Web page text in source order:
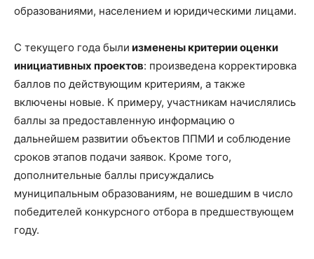
образованиями, населением и юридическими лицами.
С текущего года были изменены критерии оценки
инициативных проектов: произведена корректировка
баллов по действующим критериям, а также
включены новые. К примеру, участникам начислялись
баллы за предоставленную информацию о
дальнейшем развитии объектов ППМИ и соблюдение
сроков этапов подачи заявок. Кроме того,
дополнительные баллы присуждались
муниципальным образованиям, не вошедшим в число
победителей конкурсного отбора в предшествующем
году.